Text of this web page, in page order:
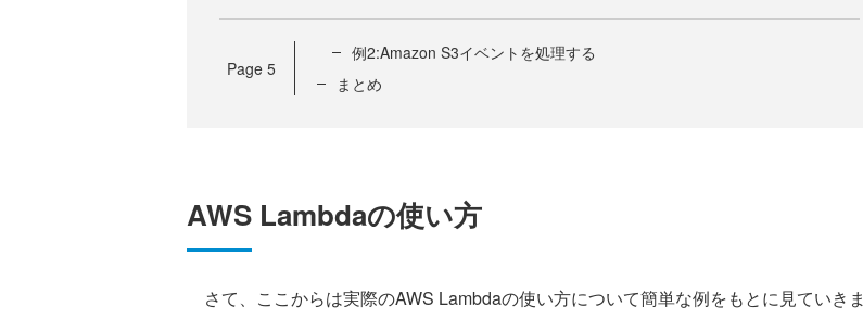
Page 5
例2:Amazon S3イベントを処理する
まとめ
AWS Lambdaの使い方
さて、ここからは実際のAWS Lambdaの使い方について簡単な例をもとに見ていきま